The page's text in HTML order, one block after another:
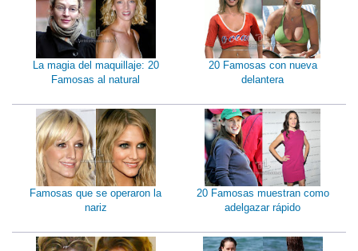
La magia del maquillaje: 20
Famosas al natural
20 Famosas con nueva
delantera
Famosas que se operaron la
nariz
20 Famosas muestran como
adelgazar rápido